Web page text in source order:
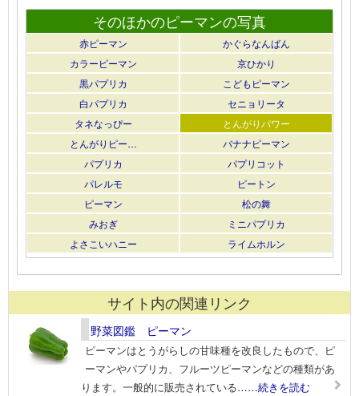
そのほかのピーマンの写真
赤ピーマン
かぐらなんばん
カラーピーマン
京ひかり
黒パプリカ
こどもピーマン
白パプリカ
セニョリータ
タネなっぴー
とんがりパワー
とんがりピー…
バナナピーマン
パプリカ
パプリコット
パレルモ
ピートン
ピーマン
松の舞
みおぎ
ミニパプリカ
よさこいハニー
ライムホルン
サイト内の関連リンク
野菜図鑑 ピーマン
ピーマンはとうがらしの甘味種を改良したもので、ピ
ーマンやパプリカ、フルーツピーマンなどの種類があ
ります。一般的に販売されている……続きを読む